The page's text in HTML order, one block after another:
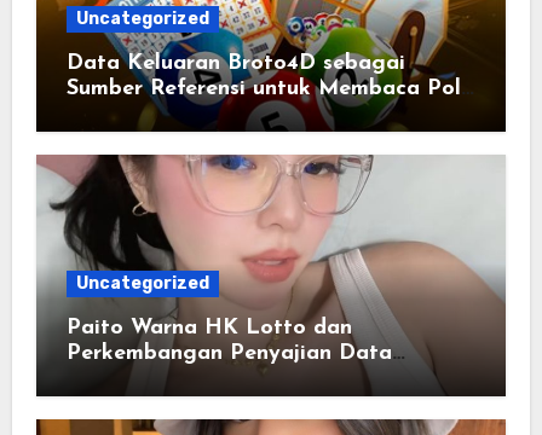
Uncategorized
Data Keluaran Broto4D sebagai
Sumber Referensi untuk Membaca Pola
Statistik
Uncategorized
Paito Warna HK Lotto dan
Perkembangan Penyajian Data
Berbasis Warna